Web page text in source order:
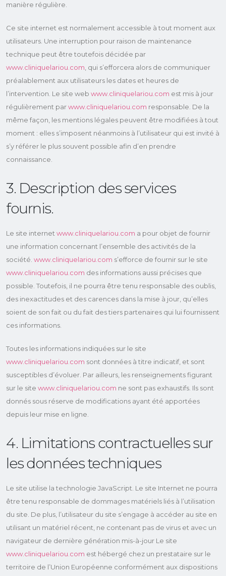
manière régulière.
Ce site internet est normalement accessible à tout moment aux
utilisateurs. Une interruption pour raison de maintenance
technique peut être toutefois décidée par
www.cliniquelariou.com , qui s’efforcera alors de communiquer
préalablement aux utilisateurs les dates et heures de
l’intervention. Le site web www.cliniquelariou.com est mis à jour
régulièrement parwww.cliniquelariou.com responsable. De la
même façon, les mentions légales peuvent être modifiées à tout
moment : elles s’imposent néanmoins à l’utilisateur qui est invité à
s’y référer le plus souvent possible afin d’en prendre
connaissance.
3. Description des services
fournis.
Le site internet www.cliniquelariou.com a pour objet de fournir
une information concernant l’ensemble des activités de la
société. www.cliniquelariou.com s’efforce de fournir sur le site
www.cliniquelariou.com des informations aussi précises que
possible. Toutefois, il ne pourra être tenu responsable des oublis,
des inexactitudes et des carences dans la mise à jour, qu’elles
soient de son fait ou du fait des tiers partenaires qui lui fournissent
ces informations.
Toutes les informations indiquées sur le site
www.cliniquelariou.com sont données à titre indicatif, et sont
susceptibles d’évoluer. Par ailleurs, les renseignements figurant
sur le site www.cliniquelariou.com ne sont pas exhaustifs. Ils sont
donnés sous réserve de modifications ayant été apportées
depuis leur mise en ligne.
4. Limitations contractuelles sur
les données techniques
Le site utilise la technologie JavaScript. Le site Internet ne pourra
être tenu responsable de dommages matériels liés à l’utilisation
du site. De plus, l’utilisateur du site s’engage à accéder au site en
utilisant un matériel récent, ne contenant pas de virus et avec un
navigateur de dernière génération mis-à-jour Le site
www.cliniquelariou.com est hébergé chez un prestataire sur le
territoire de l’Union Européenne conformément aux dispositions